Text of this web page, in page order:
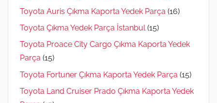
Toyota Auris Çıkma Kaporta Yedek Parça (16)
Toyota Çıkma Yedek Parça İstanbul (15)
Toyota Proace City Cargo Çıkma Kaporta Yedek
Parça (15)
Toyota Fortuner Çıkma Kaporta Yedek Parça (15)
Toyota Land Cruiser Prado Çıkma Kaporta Yedek